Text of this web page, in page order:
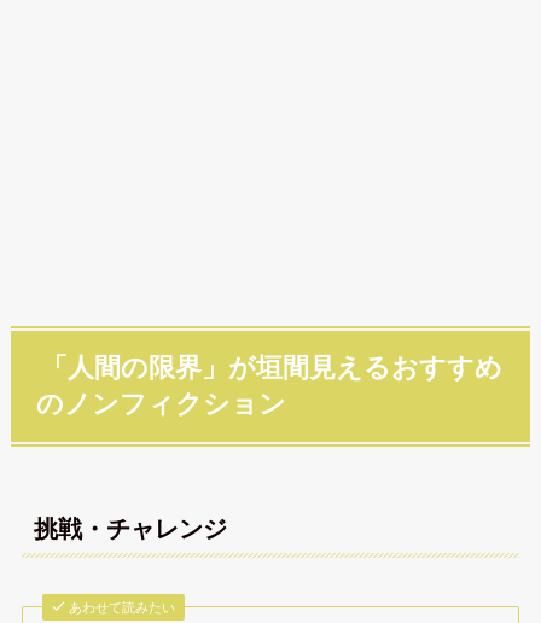
「人間の限界」が垣間見えるおすすめ
のノンフィクション
挑戦・チャレンジ
あわせて読みたい